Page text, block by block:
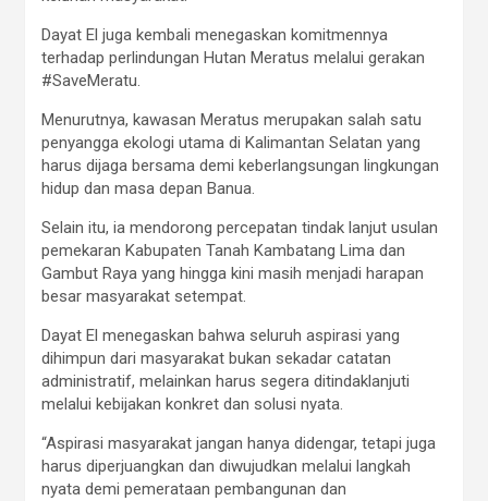
Dayat El juga kembali menegaskan komitmennya
terhadap perlindungan Hutan Meratus melalui gerakan
#SaveMeratu.
Menurutnya, kawasan Meratus merupakan salah satu
penyangga ekologi utama di Kalimantan Selatan yang
harus dijaga bersama demi keberlangsungan lingkungan
hidup dan masa depan Banua.
Selain itu, ia mendorong percepatan tindak lanjut usulan
pemekaran Kabupaten Tanah Kambatang Lima dan
Gambut Raya yang hingga kini masih menjadi harapan
besar masyarakat setempat.
Dayat El menegaskan bahwa seluruh aspirasi yang
dihimpun dari masyarakat bukan sekadar catatan
administratif, melainkan harus segera ditindaklanjuti
melalui kebijakan konkret dan solusi nyata.
“Aspirasi masyarakat jangan hanya didengar, tetapi juga
harus diperjuangkan dan diwujudkan melalui langkah
nyata demi pemerataan pembangunan dan